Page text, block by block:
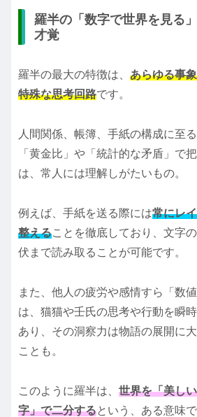
羅半の「数字で世界を見る
才覚
羅半の最大の特徴は、 あらゆる事
特殊な思考回路です。
人間関係、帳簿、手紙の構成に至
「黄金比」や「統計的な矛盾」で
は、常人には理解しがたいもの。
例えば、手紙を送る際には常にレ
整えることを徹底しており、文字
伏まで読み取ることが可能です。
また、他人の疲労や感情すら「数
は、猫猫や壬氏の思考や行動を瞬
あり、その洞察力は物語の展開に
ことも。
このように羅半は、 世界を「美し
字」で二分するという、ある意味